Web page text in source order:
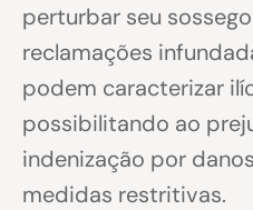
perturbar seu
reclamações
podem caracterizar
possibilitando ao
indenização por
medidas restritivas.